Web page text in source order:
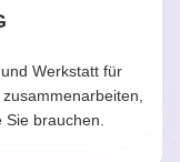
Werkstatt für
brauchen.